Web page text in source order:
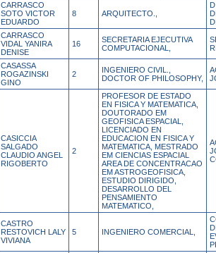
CARRASCO
SOTO VICTOR
EDUARDO
8 ARQUITECTO.,
CARRASCO
VIDAL YANIRA
DENISE
16
SECRETARIA EJECUTIVA
COMPUTACIONAL,
CASASSA
ROGAZINSKI
GINO
2
INGENIERO CIVIL.,
DOCTOR OF PHILOSOPHY,
CASICCIA
SALGADO
CLAUDIO ANGEL
RIGOBERTO
2
PROFESOR DE ESTADO
EN FISICA Y MATEMATICA,
DOUTORADO EM
GEOFISICA ESPACIAL,
LICENCIADO EN
EDUCACION EN FISICA Y
MATEMATICA, MESTRADO
EM CIENCIAS ESPACIAL
AREA DE CONCENTRACAO
EM ASTROGEOFISICA,
ESTUDIO DIRIGIDO,
DESARROLLO DEL
PENSAMIENTO
MATEMATICO,
CASTRO
RESTOVICH LALY
VIVIANA
5 INGENIERO COMERCIAL,